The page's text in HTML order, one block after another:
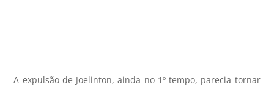
A expulsão de Joelinton, ainda no 1º tempo, parecia tornar